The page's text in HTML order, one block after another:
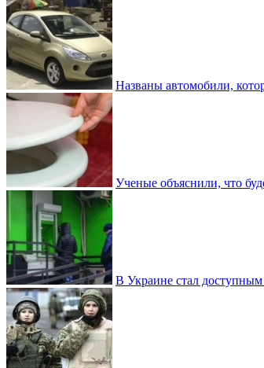
Названы автомобили,
Ученые объяснили, что
В Украине стал